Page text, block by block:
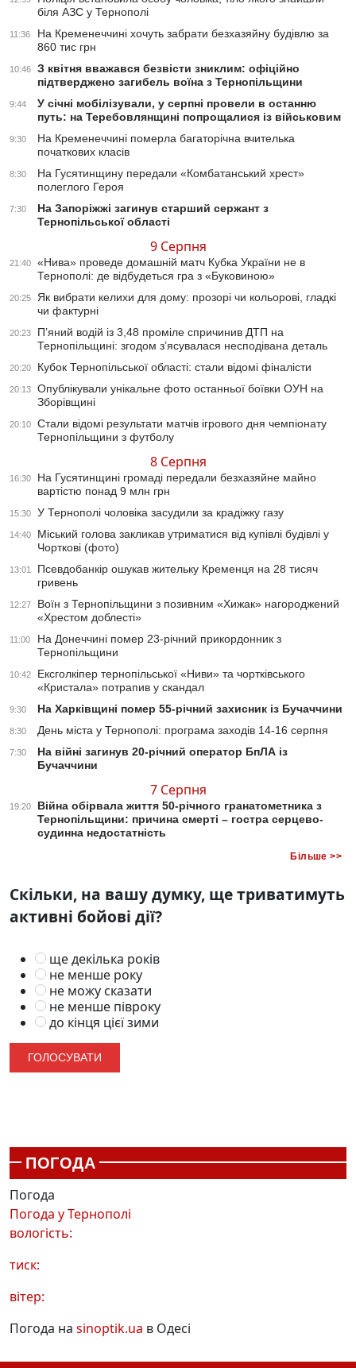
біля АЗС у Тернополі
11:36
На Кременеччині хочуть забрати безхазяйну будівлю за
860 тис грн
10:46
З квітня вважався безвісти зниклим: офіційно
підтверджено загибель воїна з Тернопільщини
9:44
У січні мобілізували, у серпні провели в останню
путь: на Теребовлянщині попрощалися із військовим
9:30
На Кременеччині померла багаторічна вчителька
початкових класів
8:30
На Гусятинщину передали «Комбатанський хрест»
полеглого Героя
7:30
На Запоріжжі загинув старший сержант з
Тернопільської області
9 Серпня
21:40
«Нива» проведе домашній матч Кубка України не в
Тернополі: де відбудеться гра з «Буковиною»
20:25
Як вибрати келихи для дому: прозорі чи кольорові, гладкі
чи фактурні
20:23
П’яний водій із 3,48 проміле спричинив ДТП на
Тернопільщині: згодом з’ясувалася несподівана деталь
20:20 Кубок Тернопільської області: стали відомі фіналісти
20:13
Опублікували унікальне фото останньої боївки ОУН на
Зборівщині
20:10
Стали відомі результати матчів ігрового дня чемпіонату
Тернопільщини з футболу
8 Серпня
16:30
На Гусятинщині громаді передали безхазяйне майно
вартістю понад 9 млн грн
15:30 У Тернополі чоловіка засудили за крадіжку газу
14:40
Міський голова закликав утриматися від купівлі будівлі у
Чорткові (фото)
13:01
Псевдобанкір ошукав жительку Кременця на 28 тисяч
гривень
12:27
Воїн з Тернопільщини з позивним «Хижак» нагороджений
«Хрестом доблесті»
11:00
На Донеччині помер 23-річний прикордонник з
Тернопільщини
10:42
Ексголкіпер тернопільської «Ниви» та чортківського
«Кристала» потрапив у скандал
9:30 На Харківщині помер 55-річний захисник із Бучаччини
8:30 День міста у Тернополі: програма заходів 14-16 серпня
7:30
На війні загинув 20-річний оператор БпЛА із
Бучаччини
7 Серпня
19:20
Війна обірвала життя 50-річного гранатометника з
Тернопільщини: причина смерті – гостра серцево-
судинна недостатність
Більше >>
Скільки, на вашу думку, ще триватимуть
активні бойові дії?
ще декілька років
не менше року
не можу сказати
не менше півроку
до кінця цієї зими
ПОГОДА
Погода
Погода уТернополі
вологість:
тиск:
вітер:
Погода на sinoptik.ua в Одесі